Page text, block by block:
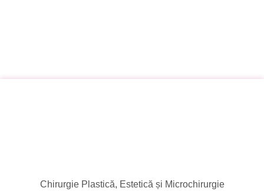
Chirurgie Plastică, Estetică și Microchirurgie